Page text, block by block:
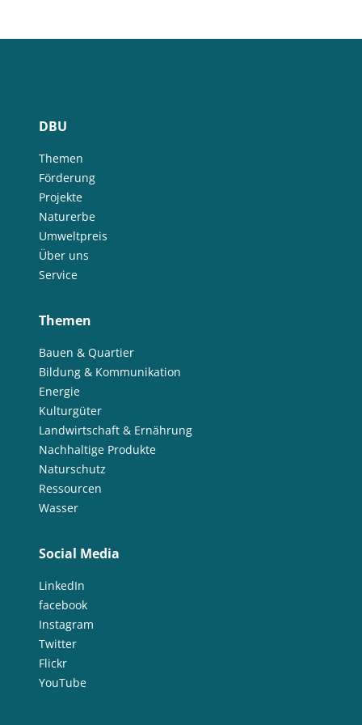
DBU
Themen
Förderung
Projekte
Naturerbe
Umweltpreis
Über uns
Service
Themen
Bauen & Quartier
Bildung & Kommunikation
Energie
Kulturgüter
Landwirtschaft & Ernährung
Nachhaltige Produkte
Naturschutz
Ressourcen
Wasser
Social Media
LinkedIn
facebook
Instagram
Twitter
Flickr
YouTube